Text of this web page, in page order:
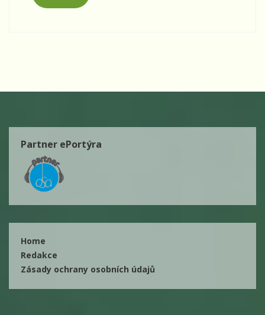
Partner ePortýra
Home
Redakce
Zásady ochrany osobních údajů